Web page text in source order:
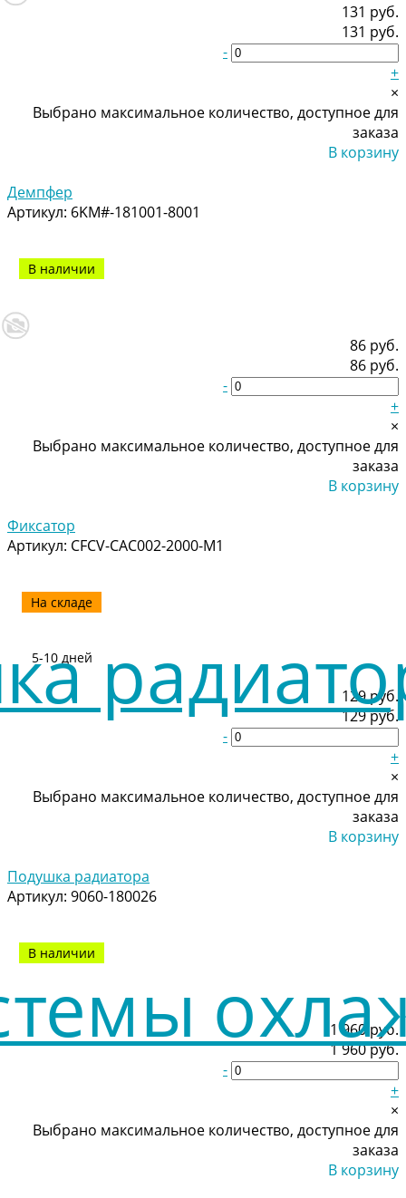
1 960 руб.
1 960 руб.
-
+
×
Выбрано максимальное количество, доступное для
заказа
В корзину
129 руб.
129 руб.
-
+
×
Выбрано максимальное количество, доступное для
заказа
В корзину
Подушка радиатора
Артикул: 9060-180026
В наличии
131 руб.
131 руб.
-
+
×
Выбрано максимальное количество, доступное для
заказа
В корзину
Демпфер
Артикул: 6KM#-181001-8001
В наличии
86 руб.
86 руб.
-
+
×
Выбрано максимальное количество, доступное для
заказа
В корзину
Фиксатор
Артикул: CFCV-CAC002-2000-M1
На складе
5-10 дней